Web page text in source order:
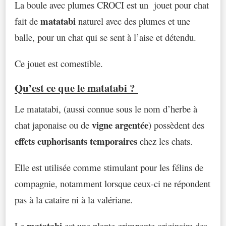
La boule avec plumes CROCI est un jouet pour chat
fait de matatabi naturel avec des plumes et une
balle, pour un chat qui se sent à l’aise et détendu.
Ce jouet est comestible.
Qu’est ce que lematatabi ?
Le matatabi, (aussi connue sous le nom d’herbe à
chat japonaise ou de vigne argentée) possèdent des
effets euphorisants temporaires chez les chats.
Elle est utilisée comme stimulant pour les félins de
compagnie, notamment lorsque ceux-ci ne répondent
pas à la cataire ni à la valériane.